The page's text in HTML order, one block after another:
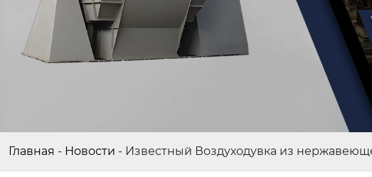
Главная - Новости - Известный Воздуходувка из